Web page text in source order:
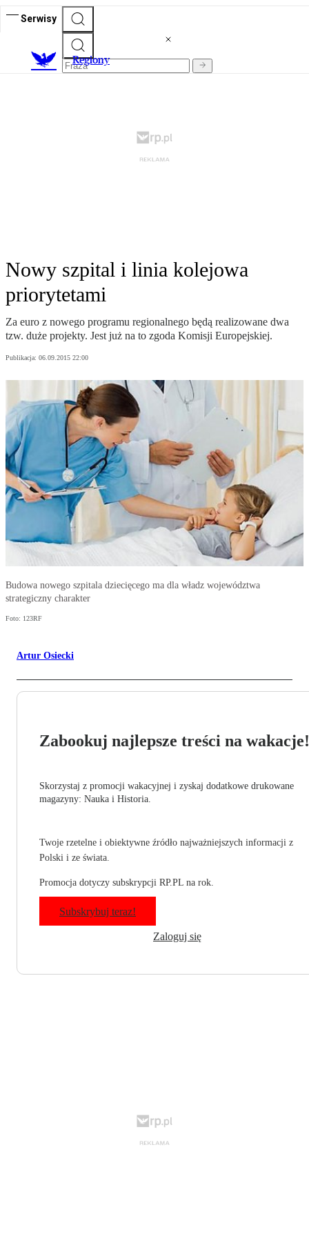
Serwisy
Regiony
Nowy szpital i linia kolejowa
priorytetami
Za euro z nowego programu regionalnego będą realizowane dwa
tzw. duże projekty. Jest już na to zgoda Komisji Europejskiej.
Publikacja: 06.09.2015 22:00
Budowa nowego szpitala dziecięcego ma dla władz województwa
strategiczny charakter
Foto: 123RF
Artur Osiecki
Zabookuj najlepsze treści na wakacje!
Skorzystaj z promocji wakacyjnej i zyskaj dodatkowe drukowane
magazyny: Nauka i Historia.
Twoje rzetelne i obiektywne źródło najważniejszych informacji z
Polski i ze świata.
Promocja dotyczy subskrypcji RP.PL na rok.
Subskrybuj teraz!
Zaloguj się